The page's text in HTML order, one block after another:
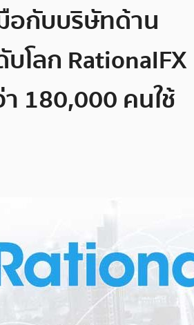
อกับบริษัทด้าน
โลก RationalFX
180,000 คนใช้